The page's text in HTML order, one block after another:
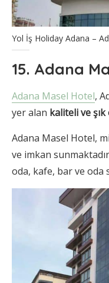
Yol İş Holiday Adana –
15. Adana
Adana Masel Hotel,
yer alan kaliteli ve
Adana Masel Hotel,
ve imkan
oda, kafe, bar ve oda